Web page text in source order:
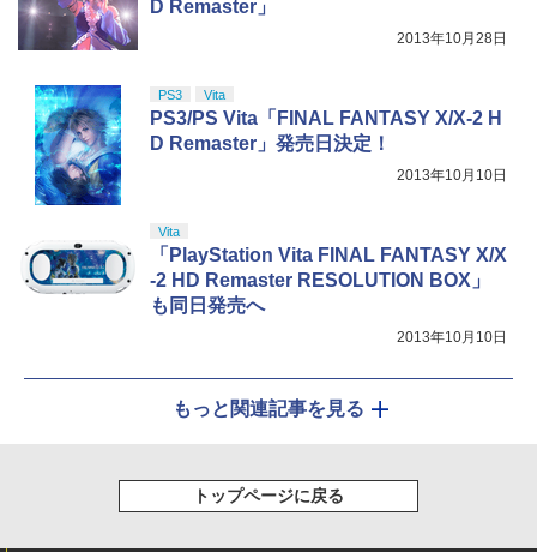
D Remaster」
2013年10月28日
PS3 Vita
PS3/PS Vita「FINAL FANTASY X/X-2 H
D Remaster」発売日決定！
2013年10月10日
Vita
「PlayStation Vita FINAL FANTASY X/X
-2 HD Remaster RESOLUTION BOX」
も同日発売へ
2013年10月10日
もっと関連記事を見る
トップページに戻る